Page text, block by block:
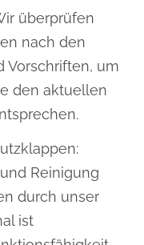
überprüfen
nach den
Vorschriften, um
den aktuellen
Reinigung
durch unser
ist